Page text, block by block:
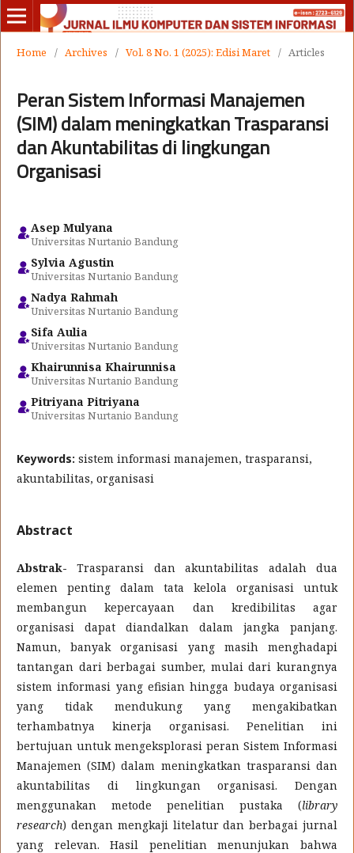
Home / Archives / Vol. 8 No. 1 (2025): Edisi Maret / Articles
Peran Sistem Informasi Manajemen
(SIM) dalam meningkatkan Trasparansi
dan Akuntabilitas di lingkungan
Organisasi
Asep Mulyana
Universitas Nurtanio Bandung
Sylvia Agustin
Universitas Nurtanio Bandung
Nadya Rahmah
Universitas Nurtanio Bandung
Sifa Aulia
Universitas Nurtanio Bandung
Khairunnisa Khairunnisa
Universitas Nurtanio Bandung
Pitriyana Pitriyana
Universitas Nurtanio Bandung
Keywords: sistem informasi manajemen, trasparansi,
akuntabilitas, organisasi
Abstract
Abstrak-Trasparansi dan akuntabilitas adalah dua
elemen penting dalam tata kelola organisasi untuk
membangun kepercayaan dan kredibilitas agar
organisasi dapat diandalkan dalam jangka panjang.
Namun, banyak organisasi yang masih menghadapi
tantangan dari berbagai sumber, mulai dari kurangnya
sistem informasi yang efisian hingga budaya organisasi
yang tidak mendukung yang mengakibatkan
terhambatnya kinerja organisasi. Penelitian ini
bertujuan untuk mengeksplorasi peran Sistem Informasi
Manajemen (SIM) dalam meningkatkan trasparansi dan
akuntabilitas di lingkungan organisasi. Dengan
menggunakan metode penelitian pustaka (library
research) dengan mengkaji litelatur dan berbagai jurnal
yang relevan. Hasil penelitian menunjukan bahwa